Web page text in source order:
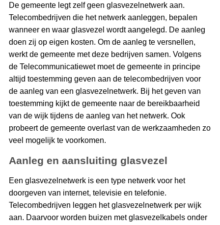
De gemeente legt zelf geen glasvezelnetwerk aan.
Telecombedrijven die het netwerk aanleggen, bepalen
wanneer en waar glasvezel wordt aangelegd. De aanleg
doen zij op eigen kosten. Om de aanleg te versnellen,
werkt de gemeente met deze bedrijven samen. Volgens
de Telecommunicatiewet moet de gemeente in principe
altijd toestemming geven aan de telecombedrijven voor
de aanleg van een glasvezelnetwerk. Bij het geven van
toestemming kijkt de gemeente naar de bereikbaarheid
van de wijk tijdens de aanleg van het netwerk. Ook
probeert de gemeente overlast van de werkzaamheden zo
veel mogelijk te voorkomen.
Aanleg en aansluiting glasvezel
Een glasvezelnetwerk is een type netwerk voor het
doorgeven van internet, televisie en telefonie.
Telecombedrijven leggen het glasvezelnetwerk per wijk
aan. Daarvoor worden buizen met glasvezelkabels onder